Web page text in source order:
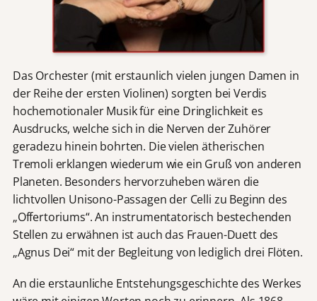
Das Orchester (mit erstaunlich vielen jungen Damen in
der Reihe der ersten Violinen) sorgten bei Verdis
hochemotionaler Musik für eine Dringlichkeit es
Ausdrucks, welche sich in die Nerven der Zuhörer
geradezu hinein bohrten. Die vielen ätherischen
Tremoli erklangen wiederum wie ein Gruß von anderen
Planeten. Besonders hervorzuheben wären die
lichtvollen Unisono-Passagen der Celli zu Beginn des
„Offertoriums“. An instrumentatorisch bestechenden
Stellen zu erwähnen ist auch das Frauen-Duett des
„Agnus Dei“ mit der Begleitung von lediglich drei Flöten.
An die erstaunliche Entstehungsgeschichte des Werkes